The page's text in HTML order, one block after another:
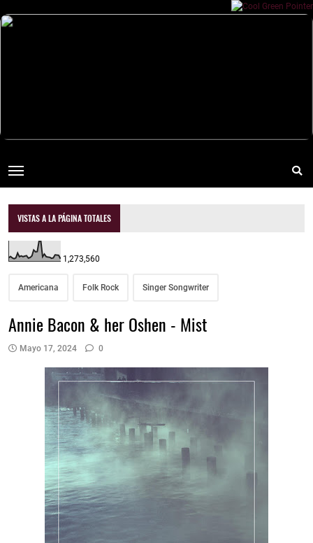
VISTAS A LA PÁGINA TOTALES
1,273,560
Americana Folk Rock Singer Songwriter
Annie Bacon & her Oshen - Mist
Mayo 17, 2024 0